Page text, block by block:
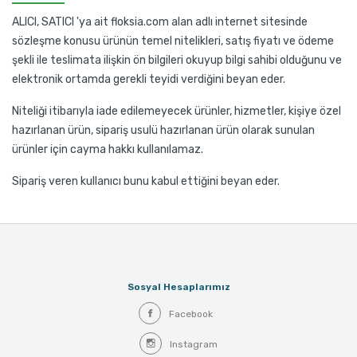
ALICI, SATICI 'ya ait floksia.com alan adlı internet sitesinde
sözleşme konusu ürünün temel nitelikleri, satış fiyatı ve ödeme
şekli ile teslimata ilişkin ön bilgileri okuyup bilgi sahibi olduğunu ve
elektronik ortamda gerekli teyidi verdiğini beyan eder.
Niteliği itibarıyla iade edilemeyecek ürünler, hizmetler, kişiye özel
hazırlanan ürün, sipariş usulü hazırlanan ürün olarak sunulan
ürünler için cayma hakkı kullanılamaz.
Sipariş veren kullanıcı bunu kabul ettiğini beyan eder.
Sosyal Hesaplarımız
Facebook
Instagram